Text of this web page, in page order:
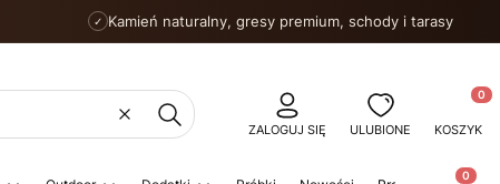
✓ Kamień naturalny, gresy premium, schody i tarasy
WyczyśćSzukaj
ZALOGUJ SIĘ ULUBIONE KOSZYK
Produkty